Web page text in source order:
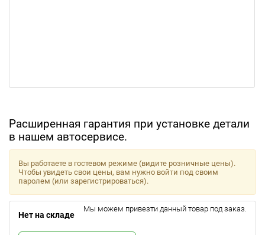
Расширенная гарантия при установке детали
в нашем автосервисе.
Вы работаете в гостевом режиме (видите розничные цены).
Чтобы увидеть свои цены, вам нужно войти под своим
паролем (или зарегистрироваться).
Нет на складе
Мы можем привезти данный товар под заказ.